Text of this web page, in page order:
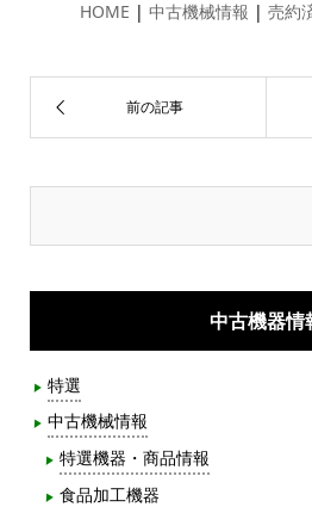
HOME | 中古機械情報 | 売約
中古機器情
特選
中古機械情報
特選機器・商品情報
食品加工機器